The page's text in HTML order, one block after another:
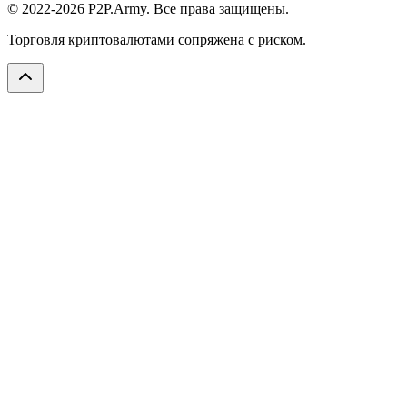
© 2022-2026 P2P.Army. Все права защищены.
Торговля криптовалютами сопряжена с риском.